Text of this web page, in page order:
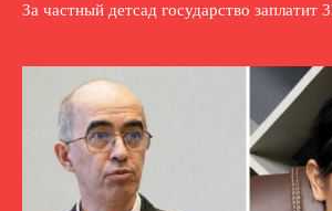
За частный детсад государство заплатит